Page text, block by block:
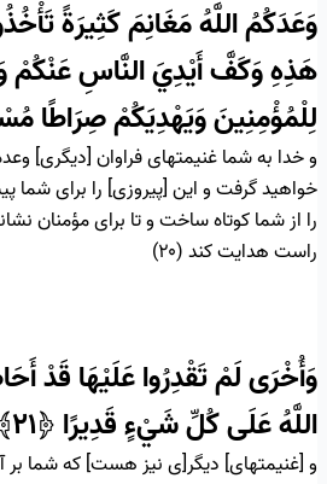
وَعَدَكُمُ اللَّهُ مَغَانِمَ كَثِيرَةً
هَذِهِ وَكَفَّ أَيْدِيَ النَّاسِ عَنْكُمْ
لِلْمُؤْمِنِينَ وَيَهْدِيَكُمْ صِرَاطًا
و خدا به شما غنيمتهاى فراوان [ديگرى]
خواهيد گرفت و اين [پيروزى] را براى
را از شما كوتاه ساخت و تا براى مؤمنان
راست هدايت كند (۲۰)
وَأُخْرَى لَمْ تَقْدِرُوا عَلَيْهَا قَدْ
اللَّهُ عَلَى كُلِّ شَيْءٍ قَدِيرًا ﴿۲۱﴾
و [غنيمتهاى] ديگر[ى نيز هست] كه شما بر